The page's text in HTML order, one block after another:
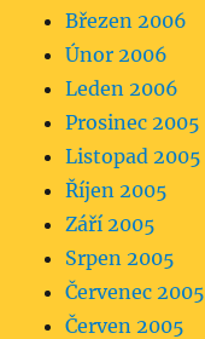
Březen 2006
Únor 2006
Leden 2006
Prosinec 2005
Listopad 2005
Říjen 2005
Září 2005
Srpen 2005
Červenec 2005
Červen 2005